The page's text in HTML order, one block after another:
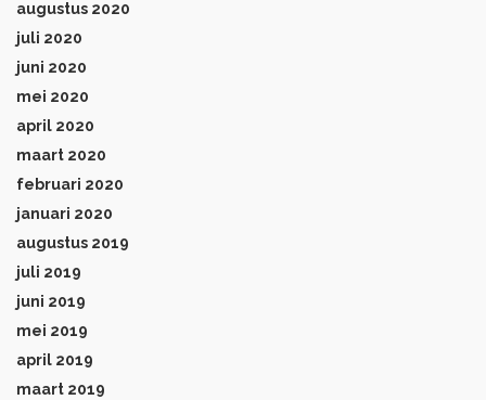
augustus 2020
juli 2020
juni 2020
mei 2020
april 2020
maart 2020
februari 2020
januari 2020
augustus 2019
juli 2019
juni 2019
mei 2019
april 2019
maart 2019